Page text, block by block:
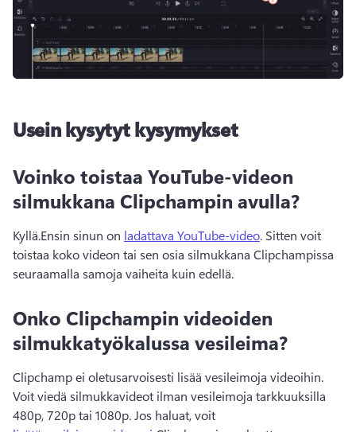
Usein kysytyt kysymykset
Voinko toistaa YouTube-videon
silmukkana Clipchampin avulla?
Kyllä.Ensin sinun on ladattava YouTube-video. Sitten voit
toistaa koko videon tai sen osia silmukkana Clipchampissa
seuraamalla samoja vaiheita kuin edellä.
Onko Clipchampin videoiden
silmukkatyökalussa vesileima?
Voit viedä silmukkavideot ilman vesileimoja tarkkuuksilla
480p, 720p tai 1080p. Jos haluat, voit